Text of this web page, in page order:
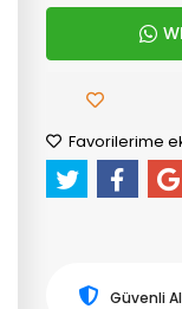
Favorilerime
Güvenli